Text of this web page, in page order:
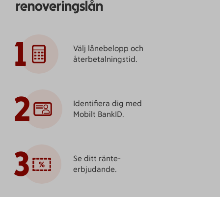
renoveringslån
1
Välj lånebelopp och
återbetalningstid.
2
Identifiera dig med
Mobilt BankID.
3
Se ditt ränte­
erbjudande.